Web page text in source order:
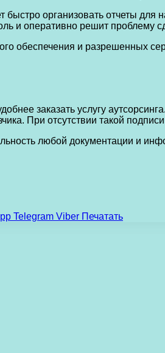
организовать отчеты для
и оперативно решит проблему
обеспечения и разрешенных
заказать услугу
При отсутствии такой
любой документации и
Telegram Viber Печатать